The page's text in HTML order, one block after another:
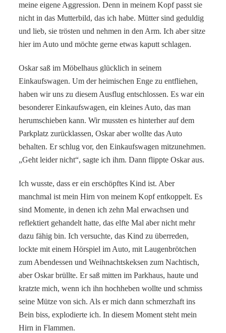
meine eigene Aggression. Denn in meinem Kopf passt sie
nicht in das Mutterbild, das ich habe. Mütter sind geduldig
und lieb, sie trösten und nehmen in den Arm. Ich aber sitze
hier im Auto und möchte gerne etwas kaputt schlagen.
Oskar saß im Möbelhaus glücklich in seinem
Einkaufswagen. Um der heimischen Enge zu entfliehen,
haben wir uns zu diesem Ausflug entschlossen. Es war ein
besonderer Einkaufswagen, ein kleines Auto, das man
herumschieben kann. Wir mussten es hinterher auf dem
Parkplatz zurücklassen, Oskar aber wollte das Auto
behalten. Er schlug vor, den Einkaufswagen mitzunehmen.
„Geht leider nicht“, sagte ich ihm. Dann flippte Oskar aus.
Ich wusste, dass er ein erschöpftes Kind ist. Aber
manchmal ist mein Hirn von meinem Kopf entkoppelt. Es
sind Momente, in denen ich zehn Mal erwachsen und
reflektiert gehandelt hatte, das elfte Mal aber nicht mehr
dazu fähig bin. Ich versuchte, das Kind zu überreden,
lockte mit einem Hörspiel im Auto, mit Laugenbrötchen
zum Abendessen und Weihnachtskeksen zum Nachtisch,
aber Oskar brüllte. Er saß mitten im Parkhaus, haute und
kratzte mich, wenn ich ihn hochheben wollte und schmiss
seine Mütze von sich. Als er mich dann schmerzhaft ins
Bein biss, explodierte ich. In diesem Moment steht mein
Hirn in Flammen.